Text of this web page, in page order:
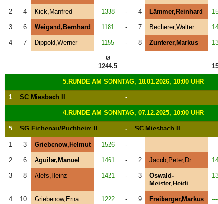
2 4 Kick,Manfred 1338 - 4 Lämmer,Reinhard
3 6 Weigand,Bernhard 1181 - 7 Becherer,Walter
4 7 Dippold,Werner 1155 - 8 Zunterer,Markus
Ø
1244.5
5.RUNDE AM SONNTAG, 18.01.2026, 10:00 UHR
1 SC Miesbach II -
4.RUNDE AM SONNTAG, 07.12.2025, 10:00 UHR
5 SG Eichenau/Puchheim II - SC Miesbach II
1 3 Griebenow,Helmut 1526 -
2 6 Aguilar,Manuel 1461 - 2 Jacob,Peter,Dr.
3 8 Alefs,Heinz 1421 - 3
Oswald-
Meister,Heidi
4 10 Griebenow,Erna 1222 - 9 Freiberger,Markus